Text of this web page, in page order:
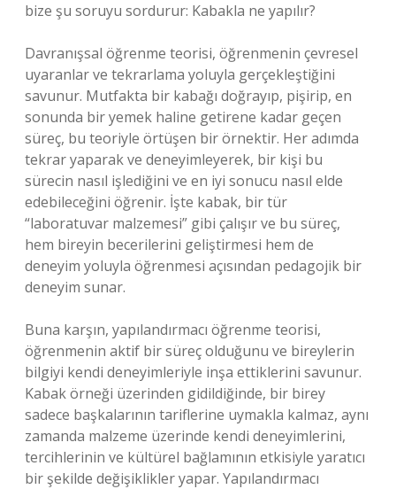
bize şu soruyu sordurur: Kabakla ne yapılır?
Davranışsal öğrenme teorisi, öğrenmenin çevresel
uyaranlar ve tekrarlama yoluyla gerçekleştiğini
savunur. Mutfakta bir kabağı doğrayıp, pişirip, en
sonunda bir yemek haline getirene kadar geçen
süreç, bu teoriyle örtüşen bir örnektir. Her adımda
tekrar yaparak ve deneyimleyerek, bir kişi bu
sürecin nasıl işlediğini ve en iyi sonucu nasıl elde
edebileceğini öğrenir. İşte kabak, bir tür
“laboratuvar malzemesi” gibi çalışır ve bu süreç,
hem bireyin becerilerini geliştirmesi hem de
deneyim yoluyla öğrenmesi açısından pedagojik bir
deneyim sunar.
Buna karşın, yapılandırmacı öğrenme teorisi,
öğrenmenin aktif bir süreç olduğunu ve bireylerin
bilgiyi kendi deneyimleriyle inşa ettiklerini savunur.
Kabak örneği üzerinden gidildiğinde, bir birey
sadece başkalarının tariflerine uymakla kalmaz, aynı
zamanda malzeme üzerinde kendi deneyimlerini,
tercihlerinin ve kültürel bağlamının etkisiyle yaratıcı
bir şekilde değişiklikler yapar. Yapılandırmacı